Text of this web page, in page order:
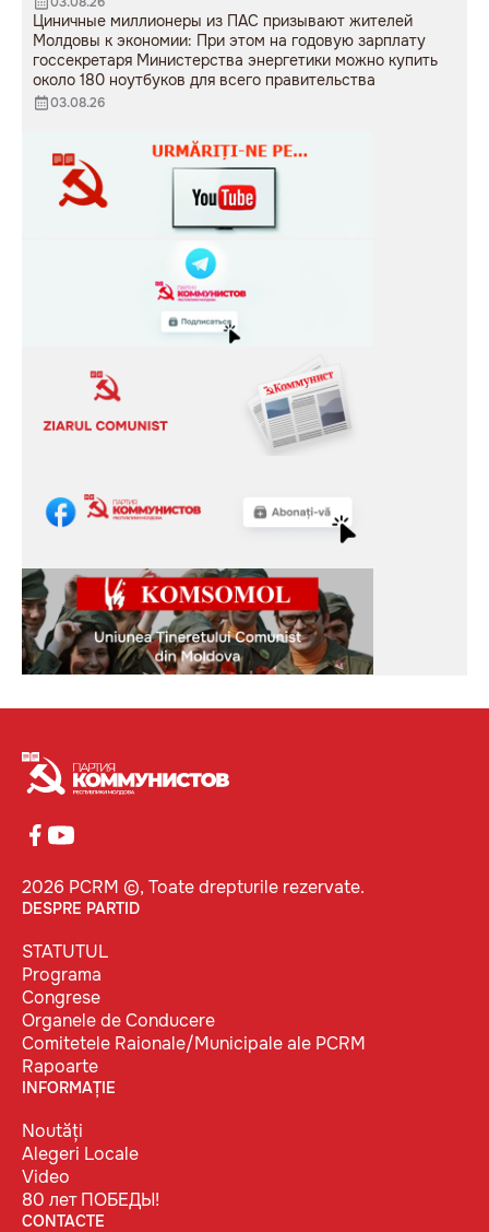
Циничные миллионеры из ПАС призывают жителей
Молдовы к экономии: При этом на годовую зарплату
госсекретаря Министерства энергетики можно купить
около 180 ноутбуков для всего правительства
03.08.26
2026 PCRM ©, Toate drepturile rezervate.
DESPRE PARTID
STATUTUL
Programa
Congrese
Organele de Conducere
Comitetele Raionale/Municipale ale PCRM
Rapoarte
INFORMAȚIE
Noutăți
Alegeri Locale
Video
80 лет ПОБЕДЫ!
CONTACTE